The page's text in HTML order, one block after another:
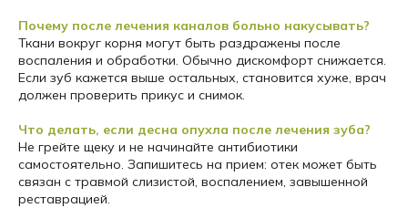
Почему после лечения каналов больно накусывать?
Ткани вокруг корня могут быть раздражены после
воспаления и обработки. Обычно дискомфорт снижается.
Если зуб кажется выше остальных, становится хуже, врач
должен проверить прикус и снимок.
Что делать, если десна опухла после лечения зуба?
Не грейте щеку и не начинайте антибиотики
самостоятельно. Запишитесь на прием: отек может быть
связан с травмой слизистой, воспалением, завышенной
реставрацией.